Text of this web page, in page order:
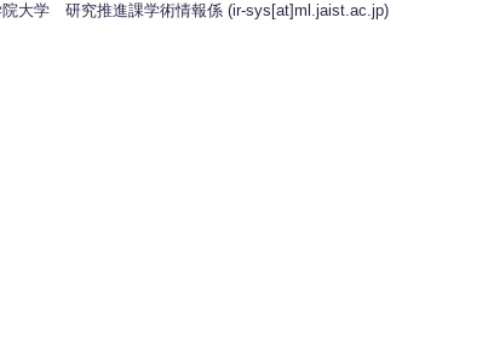
院大学 研究推進課学術情報係 (ir-sys[at]ml.jaist.ac.jp)